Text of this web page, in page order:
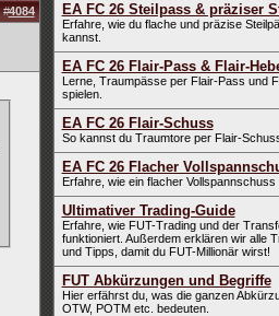
#4084 EA FC 26 Steilpass & präziser
Erfahre, wie du flache und präzise
kannst.
EA FC 26 Flair-Pass & Flair-
Lerne, Traumpässe per Flair-Pass und
spielen.
EA FC 26 Flair-Schuss
So kannst du Traumtore per Flair-
EA FC 26 Flacher
Erfahre, wie ein flacher Vollspannschuss
Ultimativer Trading-Guide
Erfahre, wie FUT-Trading und der
funktioniert. Außerdem erklären wir alle
und Tipps, damit du FUT-Millionär wirst!
FUT Abkürzungen und Begriffe
Hier erfährst du, was die ganzen
OTW, POTM etc. bedeuten.